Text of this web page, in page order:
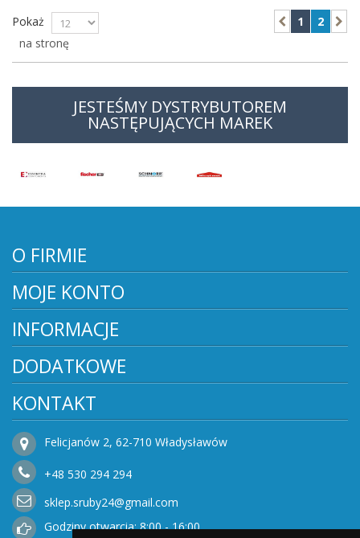
Pokaż
na stronę
1 2
JESTEŚMY DYSTRYBUTOREM
NASTĘPUJĄCYCH MAREK
O FIRMIE
MOJE KONTO
INFORMACJE
DODATKOWE
KONTAKT
Felicjanów 2, 62-710 Władysławów
+48 530 294 294
sklep.sruby24@gmail.com
Godziny otwarcia: 8:00 - 16:00